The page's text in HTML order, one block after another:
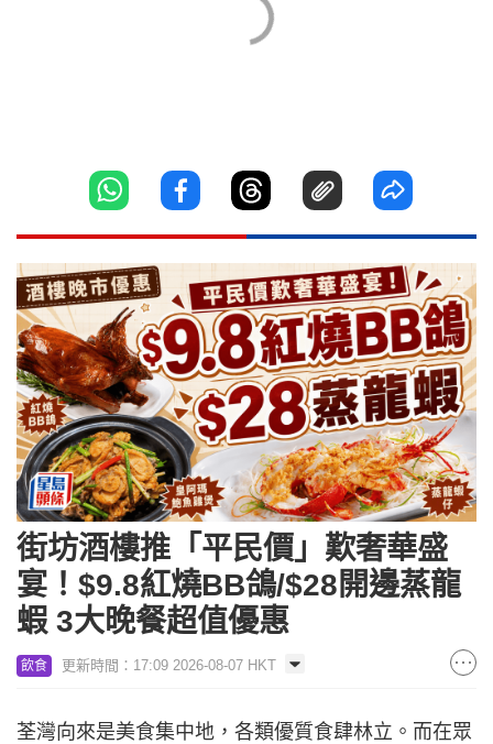
街坊酒樓推「平民價」歎奢華盛
宴！$9.8紅燒BB鴿/$28開邊蒸龍
蝦 3大晚餐超值優惠
飲食 更新時間：17:09 2026-08-07 HKT
荃灣向來是美食集中地，各類優質食肆林立。而在眾